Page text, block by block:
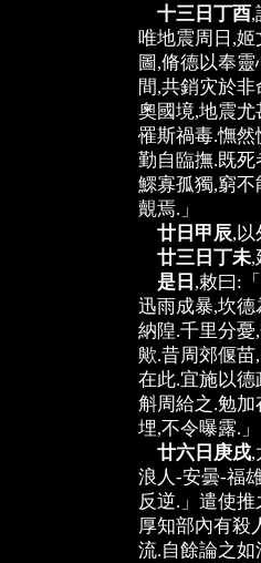
十三日丁酉,
唯地震周日,
圖,脩德以奉
間,共銷灾於
奧國境,地震
罹斯禍毒.憮
勤自臨撫.既
鰥寡孤獨,窮
覿焉.」
廿日甲辰,以
廿三日丁未,
是日 ,敕曰:
迅雨成暴,坎
納隍.千里分
歟.昔周郊偃
在此.宜施以
斛周給之.勉
埋,不令曝露.」
廿六日庚戌,
浪人-安曇-福
反逆.」遣使
厚知部內有殺
流.自餘論之如